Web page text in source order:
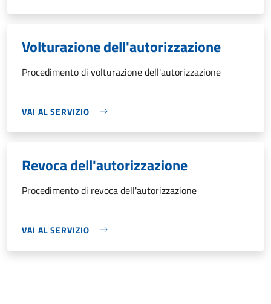
Volturazione dell'autorizzazione
Procedimento di volturazione dell'autorizzazione
VAI AL SERVIZIO
Revoca dell'autorizzazione
Procedimento di revoca dell'autorizzazione
VAI AL SERVIZIO